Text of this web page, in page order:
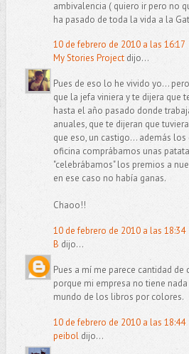
ambivalencia ( quiero ir pero no
ha pasado de toda la vida a la
10 de febrero de 2010 a las 16:17
My Stories Projectdijo...
Pues de eso lo he vivido yo...
que la jefa viniera y te dijera que
hasta el año pasado donde
anuales, que te dijeran que
que eso, un castigo... además
oficina comprábamos unas
"celebrábamos" los premios a
en ese caso no había ganas.
Chaoo!!
10 de febrero de 2010 a las 18:34
B dijo...
Pues a mí me parece cantidad
porque mi empresa no tiene
mundo de los libros por colores.
10 de febrero de 2010 a las 18:44
peiboldijo...